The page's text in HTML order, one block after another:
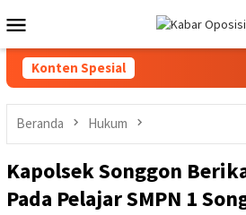
ke
kontenMobile
Konten Spesial
Beranda Hukum
Kapolsek Songgon
Pada Pelajar SMPN 1